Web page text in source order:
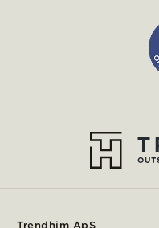
Trendhim ApS